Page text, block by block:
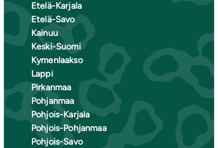
Etelä-Karjala
Etelä-Savo
Kainuu
Keski-Suomi
Kymenlaakso
Lappi
Pirkanmaa
Pohjanmaa
Pohjois-Karjala
Pohjois-Pohjanmaa
Pohjois-Savo